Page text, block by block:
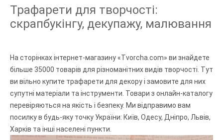
Трафарети для творчості:
скрапбукінгу, декупажу, малювання
На сторінках інтернет-магазину «Tvorcha.com» ви знайдете
більше 35000 товарів для різноманітних видів творчості. Тут
ви вільно купите трафарети для декору і замовите для них
супутні матеріали та інструменти. Товари з онлайн-каталогу
перевіряються на якість і безпеку. Ми відправимо вам
посилку в будь-яку точку України: Київ, Одесу, Дніпро, Львів,
Харків та інші населені пункти.